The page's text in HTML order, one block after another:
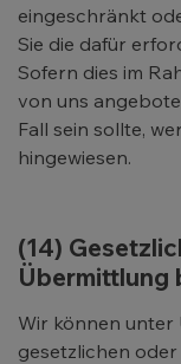
eingeschränkt
Sie die dafür
Sofern dies im
von uns
Fall sein sollte,
hingewiesen.
(14)
Übermittlung
Wir können unter
gesetzlichen